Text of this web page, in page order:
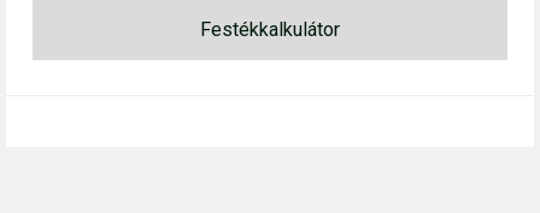
Festékkalkulátor